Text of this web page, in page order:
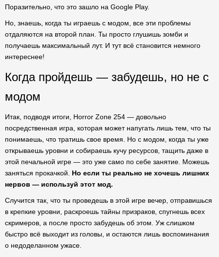
Поразительно, что это зашло на Google Play.
Но, знаешь, когда ты играешь с модом, все эти проблемы
отдаляются на второй план. Ты просто глушишь зомби и
получаешь максимальный лут. И тут всё становится немного
интереснее!
Когда пройдешь — забудешь, но не с
модом
Итак, подводя итоги, Horror Zone 254 — довольно
посредственная игра, которая может напугать лишь тем, что ты
понимаешь, что тратишь свое время. Но с модом, когда ты уже
открываешь уровни и собираешь кучу ресурсов, тащить даже в
этой печальной игре — это уже само по себе занятие. Можешь
заняться прокачкой. Но если ты реально не хочешь лишних
нервов — используй этот мод.
Случится так, что ты проведешь в этой игре вечер, отправишься
в крепкие уровни, раскроешь тайны призраков, спугнешь всех
скримеров, а после просто забудешь об этом. Уж слишком
быстро всё выходит из головы, и остаются лишь воспоминания
о недоделанном ужасе.